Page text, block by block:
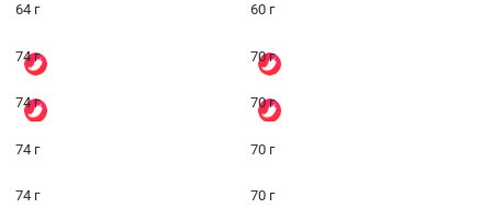
64 г 60 г
74 г 70 г
74 г 70 г
74 г 70 г
74 г 70 г